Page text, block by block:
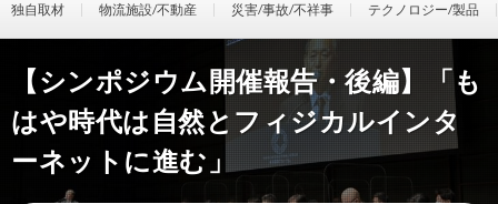
独自取材 物流施設/不動産 災害/事故/不祥事 テクノロジー/製品
【シンポジウム開催報告・後編】「も
はや時代は自然とフィジカルインタ
ーネットに進む」